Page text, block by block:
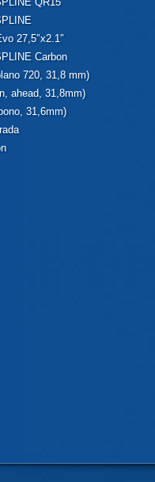
27,5″x2.1″
Carbon
720, 31,8 mm)
ahead, 31,8mm)
31,6mm)